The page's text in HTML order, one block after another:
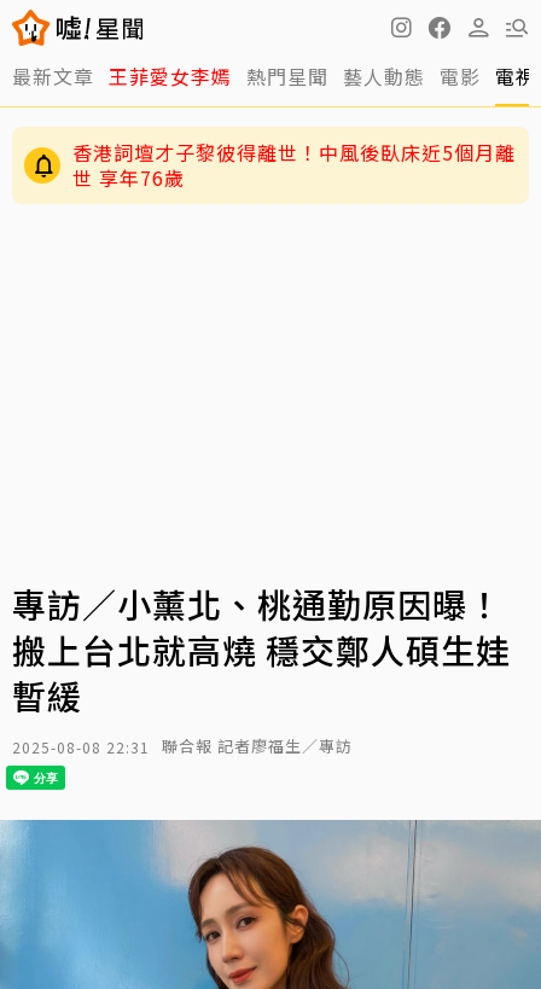
最新文章 王菲愛女李嫣 熱門星聞 藝人動態 電影 電視
香港詞壇才子黎彼得離世！中風後臥床近5個月離
世 享年76歲
專訪／小薰北、桃通勤原因曝！
搬上台北就高燒 穩交鄭人碩生娃
暫緩
2025-08-08 22:31 聯合報 記者廖福生／專訪